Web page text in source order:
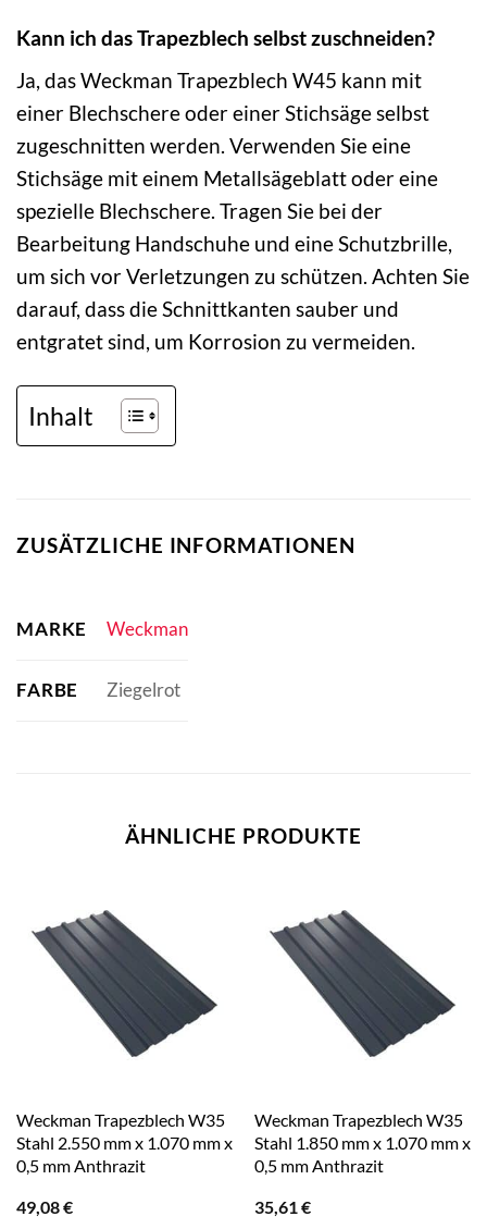
Kann ich das Trapezblech selbst zuschneiden?
Ja, das Weckman Trapezblech W45 kann mit
einer Blechschere oder einer Stichsäge selbst
zugeschnitten werden. Verwenden Sie eine
Stichsäge mit einem Metallsägeblatt oder eine
spezielle Blechschere. Tragen Sie bei der
Bearbeitung Handschuhe und eine Schutzbrille,
um sich vor Verletzungen zu schützen. Achten Sie
darauf, dass die Schnittkanten sauber und
entgratet sind, um Korrosion zu vermeiden.
Inhalt
ZUSÄTZLICHE INFORMATIONEN
MARKE Weckman
FARBE Ziegelrot
ÄHNLICHE PRODUKTE
Weckman Trapezblech W35
Stahl 2.550 mm x 1.070 mm x
0,5 mm Anthrazit
49,08€
Weckman Trapezblech W35
Stahl 1.850 mm x 1.070 mm x
0,5 mm Anthrazit
35,61 €